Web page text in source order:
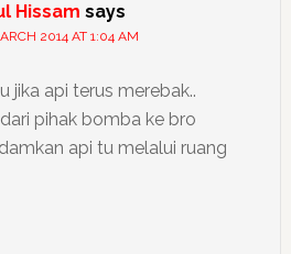
Hissam says
2014 AT 1:04 AM
jika api terus merebak..
pihak bomba ke bro
api tu melalui ruang